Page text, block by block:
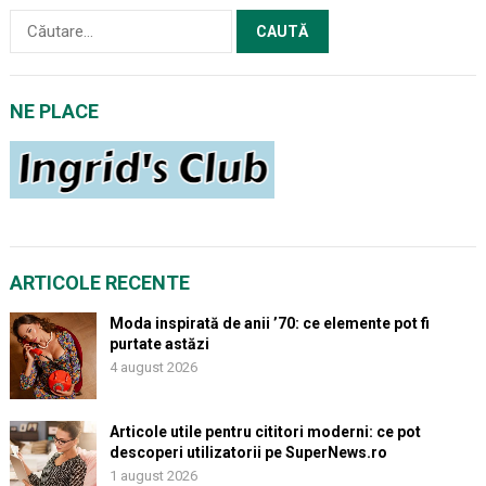
Caută
NE PLACE
ARTICOLE RECENTE
Moda inspirată de anii ’70: ce elemente pot fi
purtate astăzi
4 august 2026
Articole utile pentru cititori moderni: ce pot
descoperi utilizatorii pe SuperNews.ro
1 august 2026